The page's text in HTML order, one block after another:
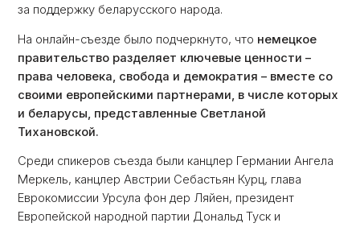
за поддержку беларусского народа.
На онлайн-съезде было подчеркнуто, что немецкое
правительство разделяет ключевые ценности –
права человека, свобода и демократия – вместе со
своими европейскими партнерами, в числе которых
и беларусы, представленные Светланой
Тихановской.
Среди спикеров съезда были канцлер Германии Ангела
Меркель, канцлер Австрии Себастьян Курц, глава
Еврокомиссии Урсула фон дер Ляйен, президент
Европейской народной партии Дональд Туск и